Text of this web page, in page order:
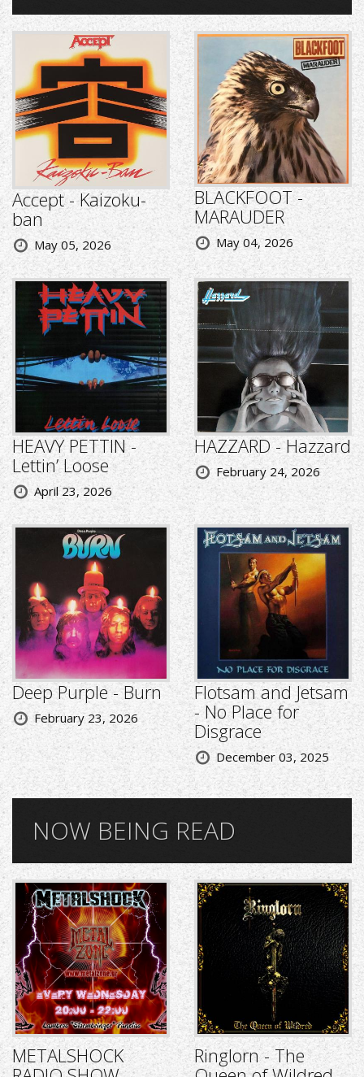
Accept - Kaizoku-
ban
May 05, 2026
BLACKFOOT -
MARAUDER
May 04, 2026
HEAVY PETTIN -
Lettin’ Loose
April 23, 2026
HAZZARD - Hazzard
February 24, 2026
Deep Purple - Burn
February 23, 2026
Flotsam and Jetsam
- No Place for
Disgrace
December 03, 2025
NOW BEING READ
METALSHOCK
Ringlorn - The